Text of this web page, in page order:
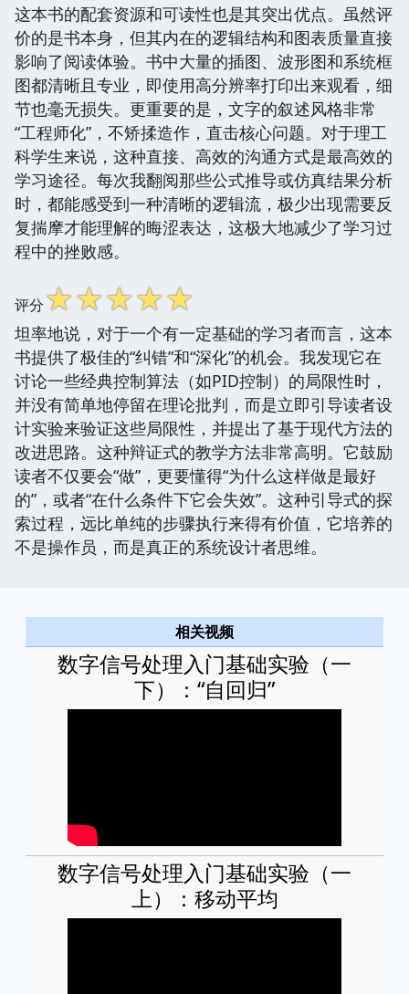
这本书的配套资源和可读性也是其突出优点。虽然评
价的是书本身，但其内在的逻辑结构和图表质量直接
影响了阅读体验。书中大量的插图、波形图和系统框
图都清晰且专业，即使用高分辨率打印出来观看，细
节也毫无损失。更重要的是，文字的叙述风格非常
“工程师化”，不矫揉造作，直击核心问题。对于理工
科学生来说，这种直接、高效的沟通方式是最高效的
学习途径。每次我翻阅那些公式推导或仿真结果分析
时，都能感受到一种清晰的逻辑流，极少出现需要反
复揣摩才能理解的晦涩表达，这极大地减少了学习过
程中的挫败感。
评分☆☆☆☆☆
坦率地说，对于一个有一定基础的学习者而言，这本
书提供了极佳的“纠错”和“深化”的机会。我发现它在
讨论一些经典控制算法（如PID控制）的局限性时，
并没有简单地停留在理论批判，而是立即引导读者设
计实验来验证这些局限性，并提出了基于现代方法的
改进思路。这种辩证式的教学方法非常高明。它鼓励
读者不仅要会“做”，更要懂得“为什么这样做是最好
的”，或者“在什么条件下它会失效”。这种引导式的探
索过程，远比单纯的步骤执行来得有价值，它培养的
不是操作员，而是真正的系统设计者思维。
相关视频
数字信号处理入门基础实验（一
下）：“自回归”
数字信号处理入门基础实验（一
上）：移动平均